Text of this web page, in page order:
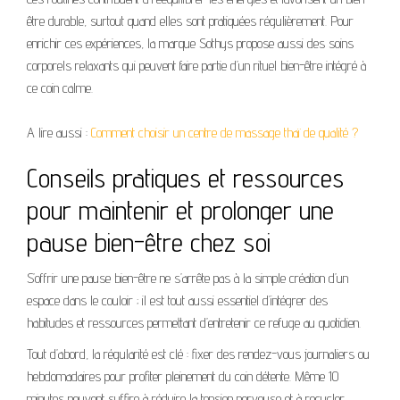
être durable, surtout quand elles sont pratiquées régulièrement. Pour
enrichir ces expériences, la marque Sothys propose aussi des soins
corporels relaxants qui peuvent faire partie d’un rituel bien-être intégré à
ce coin calme.
A lire aussi : Comment choisir un centre de massage thaï de qualité ?
Conseils pratiques et ressources
pour maintenir et prolonger une
pause bien-être chez soi
S’offrir une pause bien-être ne s’arrête pas à la simple création d’un
espace dans le couloir ; il est tout aussi essentiel d’intégrer des
habitudes et ressources permettant d’entretenir ce refuge au quotidien.
Tout d’abord, la régularité est clé : fixer des rendez-vous journaliers ou
hebdomadaires pour profiter pleinement du coin détente. Même 10